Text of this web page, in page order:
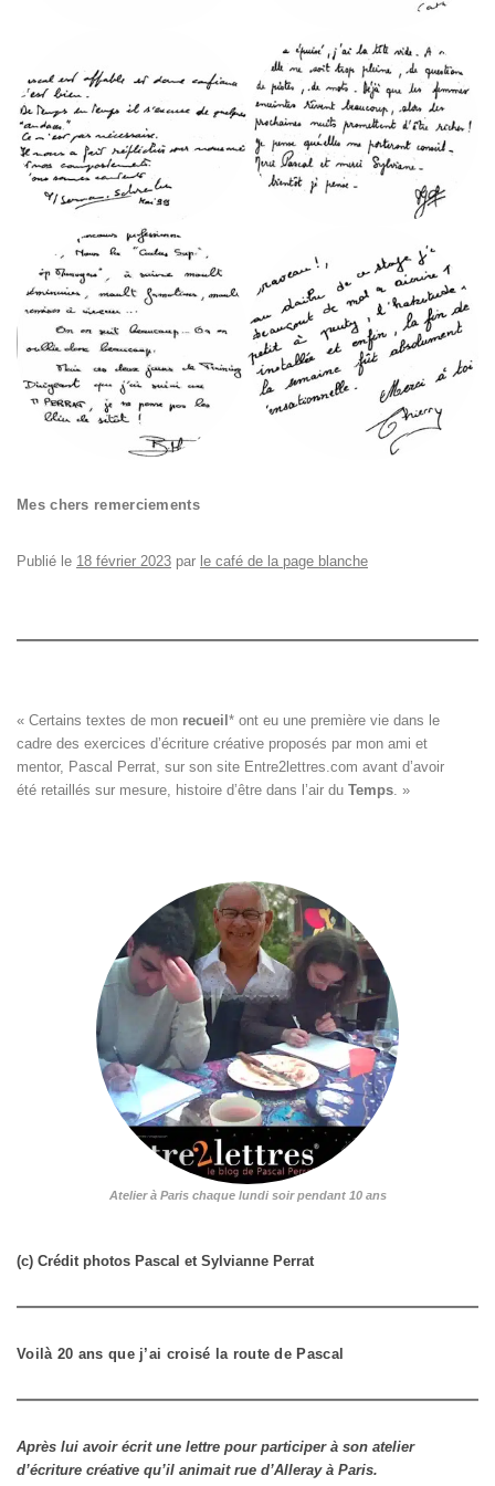
Mes chers remerciements
Publié le 18 février 2023 par le café de la page blanche
« Certains textes de mon recueil * ont eu une première vie dans le
cadre des exercices d’écriture créative proposés par mon ami et
mentor, Pascal Perrat, sur son site Entre2lettres.com avant d’avoir
été retaillés sur mesure, histoire d’être dans l’air du Temps. »
Atelier à Paris chaque lundi soir pendant 10 ans
(c) Crédit photos Pascal et Sylvianne Perrat
Voilà 20 ans que j’ai croisé la route de Pascal
Après lui avoir écrit une lettre pour participer à son atelier
d’écriture créative qu’il animait rue d’Alleray à Paris.